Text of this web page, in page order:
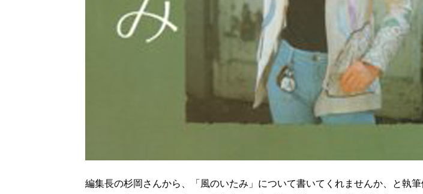
編集長の杉岡さんから、「風のいたみ」について書いてくれませんか、と執筆